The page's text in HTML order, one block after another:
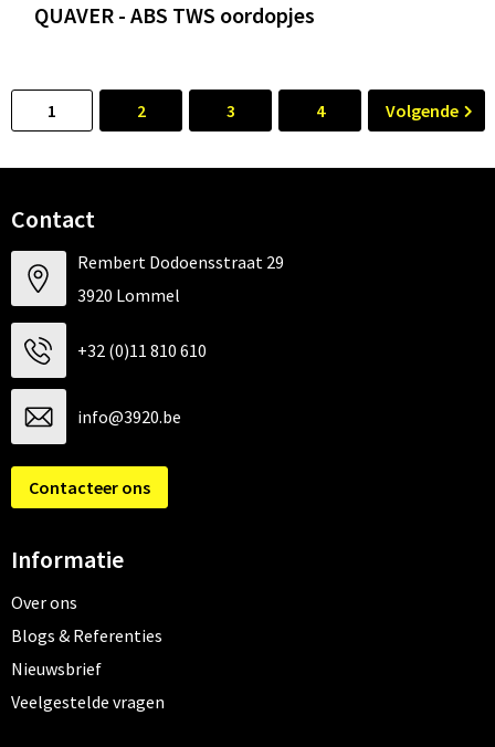
QUAVER - ABS TWS oordopjes
1 2 3 4 Volgende
Contact
Rembert Dodoensstraat 29
3920 Lommel
+32 (0)11 810 610
info@3920.be
Contacteer ons
Informatie
Over ons
Blogs & Referenties
Nieuwsbrief
Veelgestelde vragen